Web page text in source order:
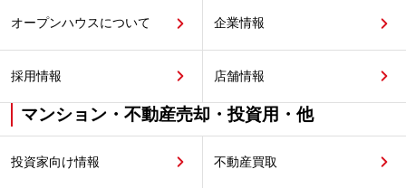
オープンハウスについて 企業情報
採用情報 店舗情報
マンション・不動産売却・投資用・他
投資家向け情報 不動産買取